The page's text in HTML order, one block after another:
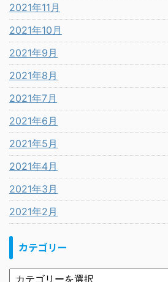
2021年11月
2021年10月
2021年9月
2021年8月
2021年7月
2021年6月
2021年5月
2021年4月
2021年3月
2021年2月
カテゴリー